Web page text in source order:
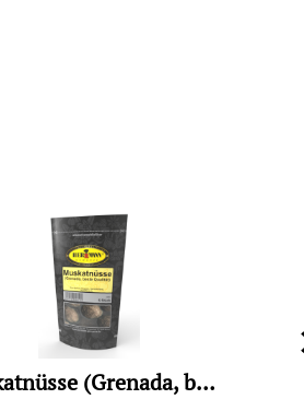
Muskatnüsse (Grenada, beste Qualität)